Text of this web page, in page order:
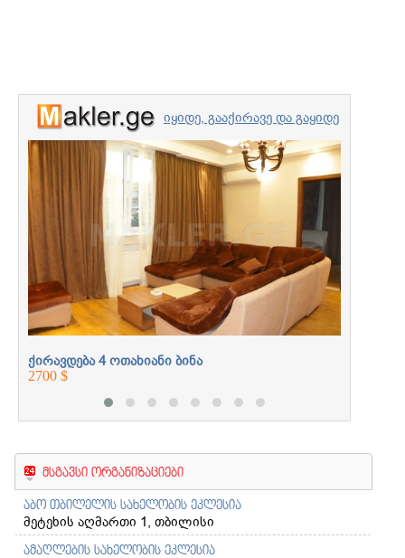
იყიდე, გააქირავე და გაყიდე
უძრავი ქონება
პროფესიონალებთან
ერთად
ქირავდება 4 ოთახიანი ბინა
2700 $
მსგავსი ორგანიზაციები
აბო თბილელის სახელობის ეკლესია
მეტეხის აღმართი 1, თბილისი
ამაღლების სახელობის ეკლესია